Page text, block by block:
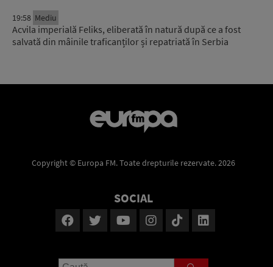
19:58 Mediu
Acvila imperială Feliks, eliberată în natură după ce a fost
salvată din mâinile traficanților și repatriată în Serbia
Copyright © Europa FM. Toate drepturile rezervate. 2026
SOCIAL